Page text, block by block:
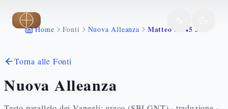
Vai al contenuto principale
Home Fonti Nuova Alleanza Matteo 27 45 56
Torna alle Fonti
Nuova Alleanza